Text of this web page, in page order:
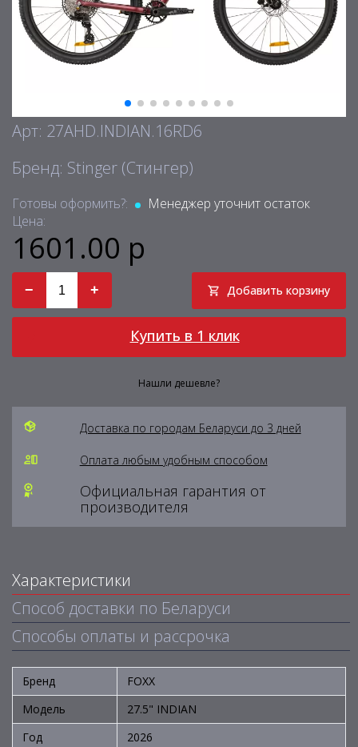
Арт: 27AHD.INDIAN.16RD6
Бренд: Stinger (Стингер)
Готовы оформить?:
Менеджер уточнит остаток
Цена:
1601.00 р
− + Добавить корзину
Купить в 1 клик
Нашли дешевле?
Доставка по городам Беларуси до 3 дней
Оплата любым удобным способом
Официальная гарантия от
производителя
Характеристики
Способ доставки по Беларуси
Способы оплаты и рассрочка
Бренд
FOXX
Модель
27.5" INDIAN
Год
2026